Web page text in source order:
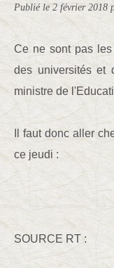
Publié le 2 février 2018
Ce ne sont pas
des universités et
ministre de
Il faut donc aller
ce jeudi :
SOURCE RT :